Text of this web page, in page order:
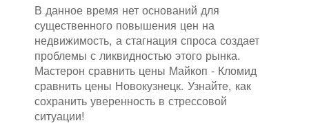
В данное время нет оснований для
существенного повышения цен на
недвижимость, а стагнация спроса создает
проблемы с ликвидностью этого рынка.
Мастерон сравнить цены Майкоп - Кломид
сравнить цены Новокузнецк. Узнайте, как
сохранить уверенность в стрессовой
ситуации!